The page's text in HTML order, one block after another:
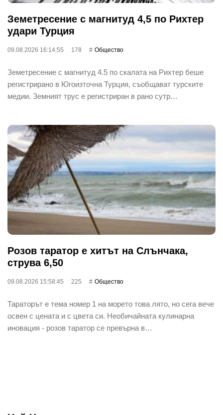
Земетресение с магнитуд 4,5 по Рихтер
удари Турция
09.08.2026 16:14:55 178 Общество
Земетресение с магнитуд 4.5 по скалата на Рихтер беше
регистрирано в Югоизточна Турция, съобщават турските
медии. Земният трус е регистриран в рано сутр…
Розов таратор е хитът на Слънчака,
струва 6,50
09.08.2026 15:58:45 225 Общество
Тараторът е тема номер 1 на морето това лято, но сега вече
освен с цената и с цвета си. Необичайната кулинарна
иновация - розов таратор се превърна в…